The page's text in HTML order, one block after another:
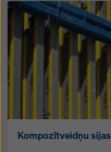
Kompozītveidņu sijas